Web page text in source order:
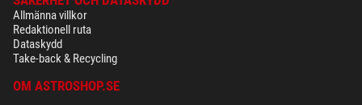
Allmänna villkor
Redaktionell ruta
Dataskydd
Take-back & Recycling
OM ASTROSHOP.SE